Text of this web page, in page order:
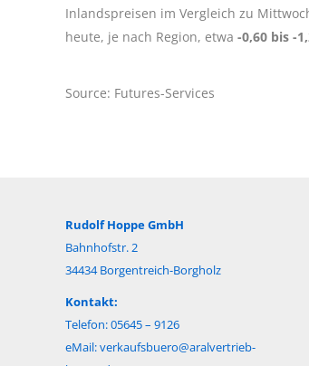
Inlandspreisen im Vergleich zu
heute, je nach Region, etwa -0,60 bis -
Source: Futures-Services
Rudolf Hoppe GmbH
Bahnhofstr. 2
34434 Borgentreich-Borgholz
Kontakt:
Telefon: 05645 – 9126
eMail:verkaufsbuero@aralvertrieb-